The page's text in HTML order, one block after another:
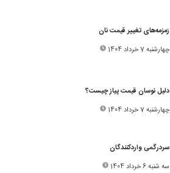
زمزمه‌های تغییر قیمت نان
چهارشنبه 7 خرداد 1404
دلیل نوسان قیمت پیاز چیست؟
چهارشنبه 7 خرداد 1404
سردرگمی واردکنندگان
سه شنبه 6 خرداد 1404